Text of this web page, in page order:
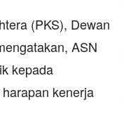
(PKS), Dewan
ASN
kepada
kenerja